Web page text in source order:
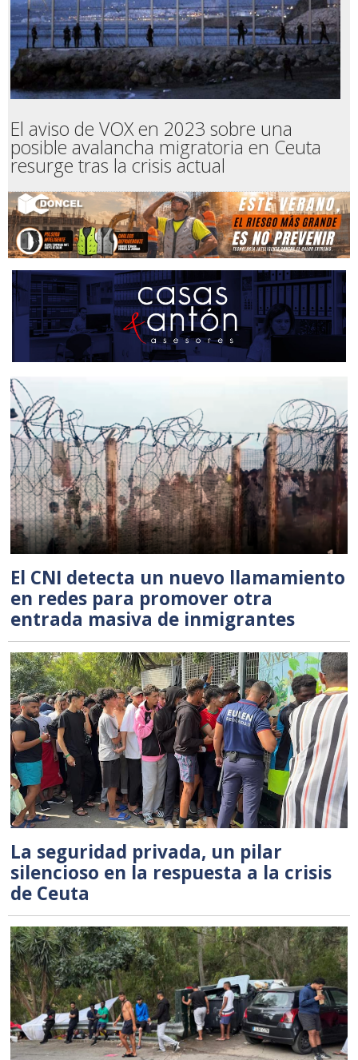
El aviso de VOX en 2023 sobre una
posible avalancha migratoria en Ceuta
resurge tras la crisis actual
El CNI detecta un nuevo llamamiento
en redes para promover otra
entrada masiva de inmigrantes
La seguridad privada, un pilar
silencioso en la respuesta a la crisis
de Ceuta